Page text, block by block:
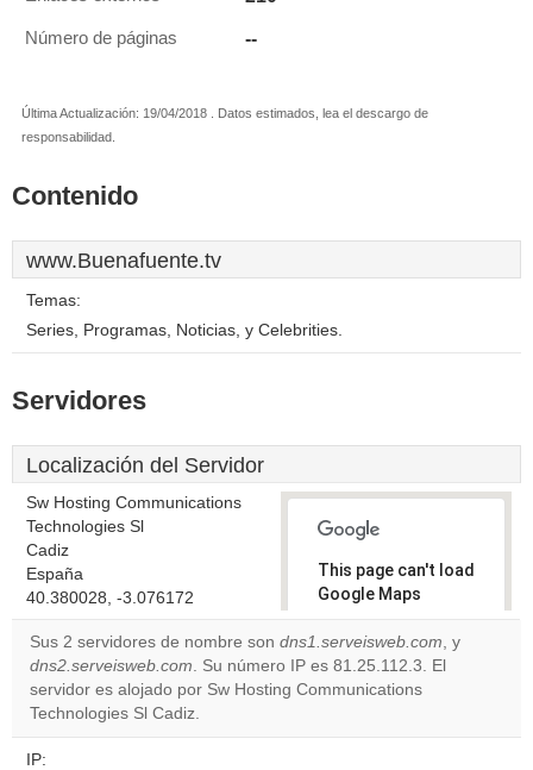
Número de páginas --
Última Actualización: 19/04/2018 . Datos estimados, lea el descargo de
responsabilidad.
Contenido
www.Buenafuente.tv
Temas:
Series, Programas, Noticias, y Celebrities.
Servidores
Localización del Servidor
Sw Hosting Communications
Technologies Sl
Cadiz
España
40.380028, -3.076172
This page can't load
Google Maps
correctly.
Do you
own this
Sus 2 servidores de nombre son dns1.serveisweb.com, y
dns2.serveisweb.com. Su número IP es 81.25.112.3. El
servidor es alojado por Sw Hosting Communications
Technologies Sl Cadiz.
IP: